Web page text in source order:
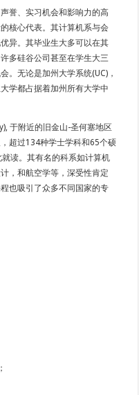
誉、实习机会和影响力的高
核心代表。其计算机系与会
异。其毕业生大多可以在其
多硅谷公司甚至在学生大三
。无论是加州大学系统(UC)，
学都占据着加州所有大学中
于附近的旧金山-圣何塞地区
超过134种学士学科和65个硕
读。其有名的科系如计算机
，和航空学等，深受性肯定
也吸引了众多不同国家的专